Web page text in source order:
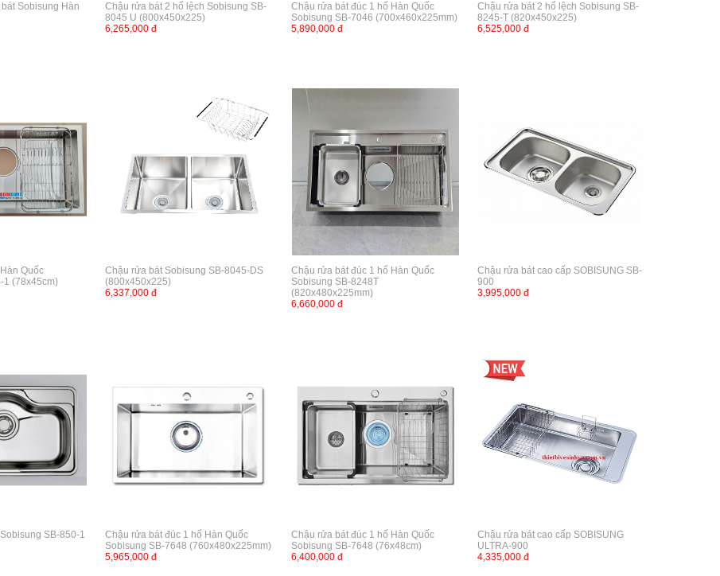
Sobisung Hàn
Chậu rửa bát 2 hố lệch Sobisung SB-
8045 U (800x450x225)
6,265,000 đ
Chậu rửa bát đúc 1 hố Hàn Quốc
Sobisung SB-7046 (700x460x225mm)
5,890,000 đ
Chậu rửa bát 2 hố lệch Sobisung SB-
8245-T (820x450x225)
6,525,000 đ
Quốc
1 (78x45cm)
Chậu rửa bát Sobisung SB-8045-DS
(800x450x225)
6,337,000 đ
Chậu rửa bát đúc 1 hố Hàn Quốc
Sobisung SB-8248T
(820x480x225mm)
6,660,000 đ
Chậu rửa bát cao cấp SOBISUNG SB-
900
3,995,000 đ
SB-850-1
Chậu rửa bát đúc 1 hố Hàn Quốc
Sobisung SB-7648 (760x480x225mm)
5,965,000 đ
Chậu rửa bát đúc 1 hố Hàn Quốc
Sobisung SB-7648 (76x48cm)
6,400,000 đ
Chậu rửa bát cao cấp SOBISUNG
ULTRA-900
4,335,000 đ